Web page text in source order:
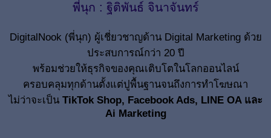
พี่นุก : ฐิติพันธ์ จินาจันทร์
DigitalNook (พี่นุก) ผู้เชี่ยวชาญด้าน Digital Marketing ด้วย
ประสบการณ์กว่า 20 ปี
พร้อมช่วยให้ธุรกิจของคุณเติบโตในโลกออนไลน์
ครอบคลุมทุกด้านตั้งแต่ปูพื้นฐานจนถึงการทำโฆษณา
ไม่ว่าจะเป็น TikTok Shop, Facebook Ads, LINE OA และ
Ai Marketing